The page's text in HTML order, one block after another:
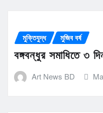
মুক্তিযুদ্ধ মুজিব বর্ষ
বঙ্গবন্ধুর সমাধিতে ৩
Art News BD